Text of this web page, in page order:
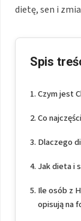
dietę, sen i
Spis
Czym jest
Co
Dlaczego
Jak dieta i
Ile osób z
opisują na